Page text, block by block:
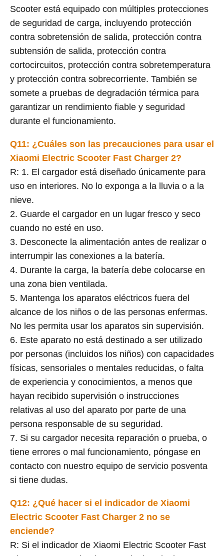
Scooter está equipado con múltiples protecciones
de seguridad de carga, incluyendo protección
contra sobretensión de salida, protección contra
subtensión de salida, protección contra
cortocircuitos, protección contra sobretemperatura
y protección contra sobrecorriente. También se
somete a pruebas de degradación térmica para
garantizar un rendimiento fiable y seguridad
durante el funcionamiento.
Q11: ¿Cuáles son las precauciones para usar el
Xiaomi Electric Scooter Fast Charger 2?
R: 1. El cargador está diseñado únicamente para
uso en interiores. No lo exponga a la lluvia o a la
nieve.
2. Guarde el cargador en un lugar fresco y seco
cuando no esté en uso.
3. Desconecte la alimentación antes de realizar o
interrumpir las conexiones a la batería.
4. Durante la carga, la batería debe colocarse en
una zona bien ventilada.
5. Mantenga los aparatos eléctricos fuera del
alcance de los niños o de las personas enfermas.
No les permita usar los aparatos sin supervisión.
6. Este aparato no está destinado a ser utilizado
por personas (incluidos los niños) con capacidades
físicas, sensoriales o mentales reducidas, o falta
de experiencia y conocimientos, a menos que
hayan recibido supervisión o instrucciones
relativas al uso del aparato por parte de una
persona responsable de su seguridad.
7. Si su cargador necesita reparación o prueba, o
tiene errores o mal funcionamiento, póngase en
contacto con nuestro equipo de servicio posventa
si tiene dudas.
Q12: ¿Qué hacer si el indicador de Xiaomi
Electric Scooter Fast Charger 2 no se
enciende?
R: Si el indicador de Xiaomi Electric Scooter Fast